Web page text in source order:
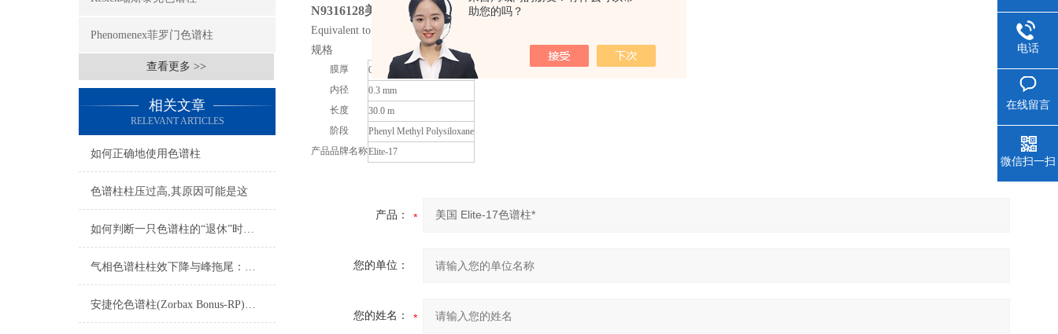
助您的吗？
Phenomenex菲罗门色谱柱
查看更多 >>
相关文章
RELEVANT ARTICLES
如何正确地使用色谱柱
色谱柱柱压过高,其原因可能是这
如何判断一只色谱柱的“退休”时间？
气相色谱柱柱效下降与峰拖尾：成因分析与再生修复
安捷伦色谱柱(Zorbax Bonus-RP)：难分离碱性化合物的峰形利器
N9316128美国 Elite-17色谱柱*
Equivalent to USP G3 phase Temrature range 40°C to 320°C
规格
膜厚
0.25 µm
内径
0.3 mm
长度
30.0 m
阶段
Phenyl Methyl Polysiloxane
产品品牌名称Elite-17
产品：
您的单位：
您的姓名：
电话
在线留言
微信扫一扫